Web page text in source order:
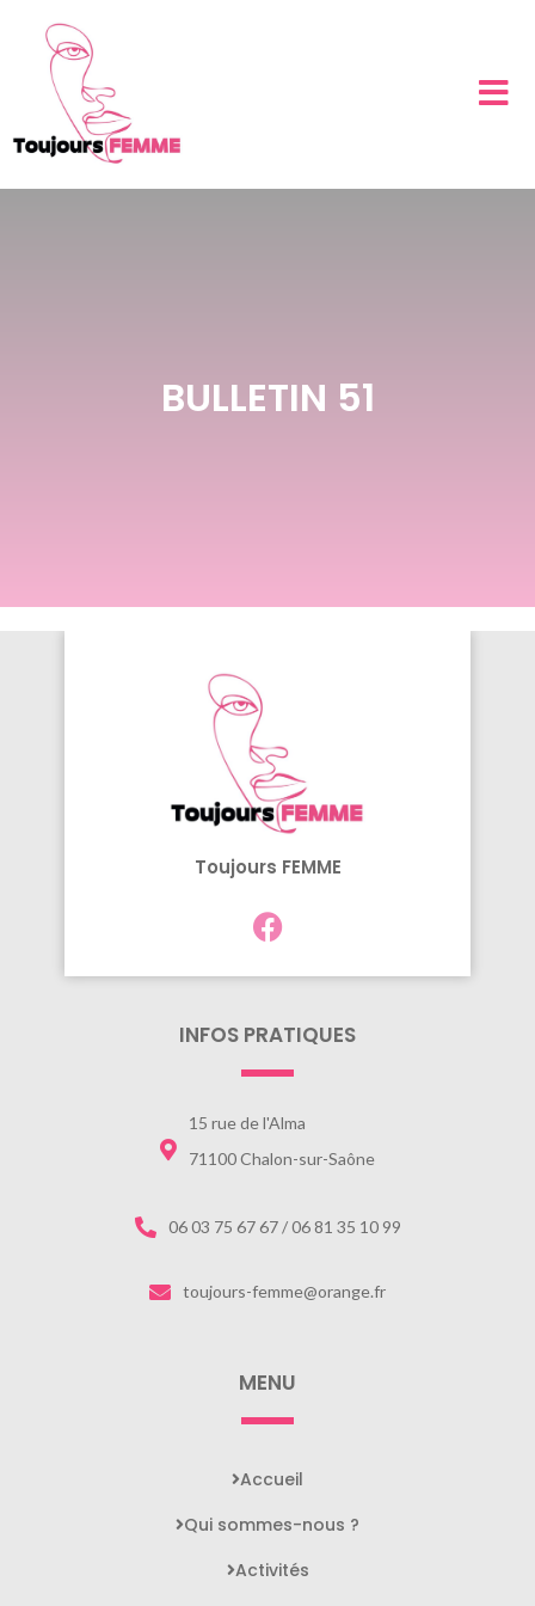
BULLETIN 51
Toujours FEMME
INFOS PRATIQUES
15 rue de l'Alma
71100 Chalon-sur-Saône
06 03 75 67 67 / 06 81 35 10 99
toujours-femme@orange.fr
MENU
Accueil
Qui sommes-nous ?
Activités